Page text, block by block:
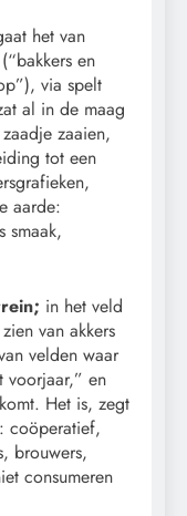
het van
en
via spelt
al in de maag
zaaien,
tot een
aarde:
smaak,
in het veld
van akkers
velden waar
voorjaar,” en
Het is, zegt
coöperatief,
brouwers,
consumeren